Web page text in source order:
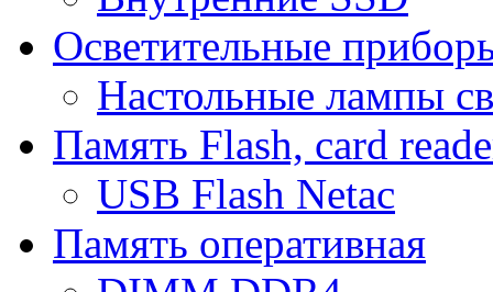
Осветительные
Настольные лампы
Память Flash, card
USB Flash Netac
Память оперативная